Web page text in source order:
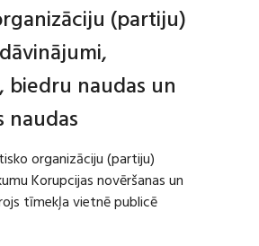
(partiju)
biedru naudas un
naudas
organizāciju (partiju)
Korupcijas novēršanas un
tīmekļa vietnē publicē